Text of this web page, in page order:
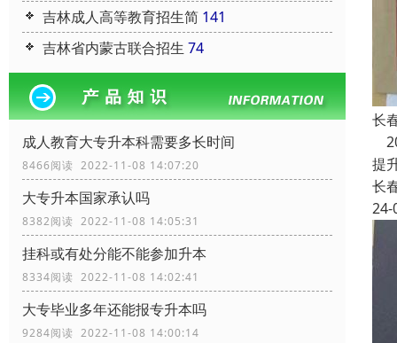
吉林成人高等教育招生简 141
吉林省内蒙古联合招生 74
成人教育大专升本科需要多长时间
8466阅读 2022-11-08 14:07:20
大专升本国家承认吗
8382阅读 2022-11-08 14:05:31
挂科或有处分能不能参加升本
8334阅读 2022-11-08 14:02:41
大专毕业多年还能报专升本吗
9284阅读 2022-11-08 14:00:14
长
提
长
24-